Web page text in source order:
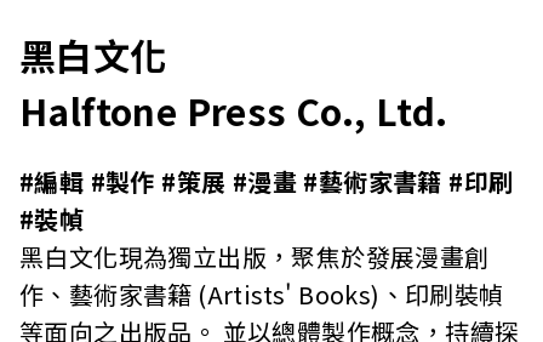
出
版
聯
盟
裡
黑白文化
Halftone Press Co., Ltd.
#編輯 #製作 #策展 #漫畫 #藝術家書籍 #印刷
#裝幀
黑白文化現為獨立出版，聚焦於發展漫畫創
作、藝術家書籍 (Artists' Books)、印刷裝幀
等面向之出版品。 並以總體製作概念，持續探